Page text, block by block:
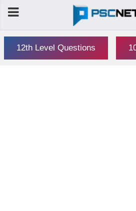
12th Level Questions